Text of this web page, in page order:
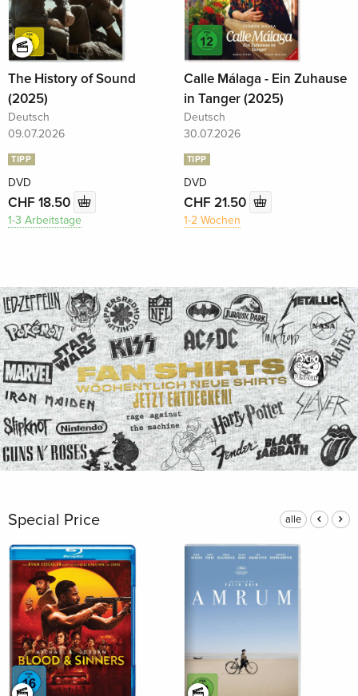
The History of Sound
(2025)
Deutsch
09.07.2026
TIPP
DVD
CHF 18.50
1-3 Arbeitstage
Calle Málaga - Ein Zuhause
in Tanger (2025)
Deutsch
30.07.2026
TIPP
DVD
CHF 21.50
1-2 Wochen
Special Price alle